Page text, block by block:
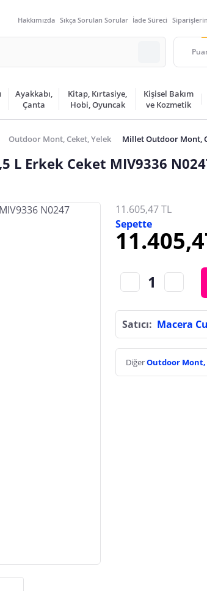
Hakkımızda Sıkça Sorulan Sorular İade Süreci
Ayakkabı,
Çanta
Kitap, Kırtasiye,
Hobi, Oyuncak
Kişisel Bakım
ve Kozmetik
Outdoor Mont, Ceket, Yelek Millet Outdoor Mont,
L Erkek Ceket MIV9336
11.605,47 TL
Sepette
Satıcı: Macera
DiğerOutdoor Mont,